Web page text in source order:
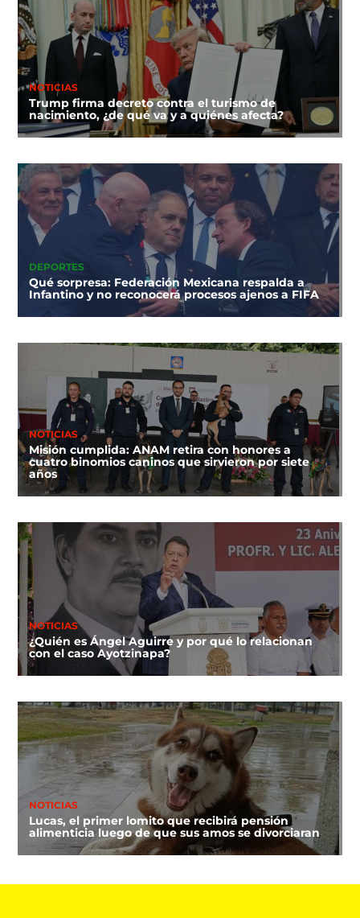
NOTICIAS
Trump firma decreto contra el turismo de
nacimiento, ¿de qué va y a quiénes afecta?
DEPORTES
Qué sorpresa: Federación Mexicana respalda a
Infantino y no reconocerá procesos ajenos a FIFA
NOTICIAS
Misión cumplida: ANAM retira con honores a
cuatro binomios caninos que sirvieron por siete
años
NOTICIAS
¿Quién es Ángel Aguirre y por qué lo relacionan
con el caso Ayotzinapa?
NOTICIAS
Lucas, el primer lomito que recibirá pensión
alimenticia luego de que sus amos se divorciaran